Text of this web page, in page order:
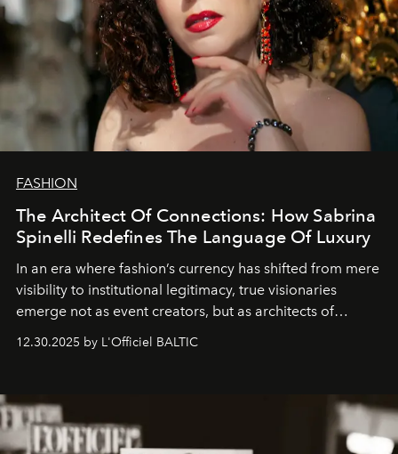
FASHION
The Architect Of Connections: How Sabrina
Spinelli Redefines The Language Of Luxury
In an era where fashion’s currency has shifted from mere
visibility to institutional legitimacy, true visionaries
emerge not as event creators, but as architects of
ecosystems.
Sabrina Spinelli
brand strategist with three decades of mastery in luxury,
framework where creativity, commerce, and culture
converge with surgical precision.
12.30.2025 by L'Officiel BALTIC